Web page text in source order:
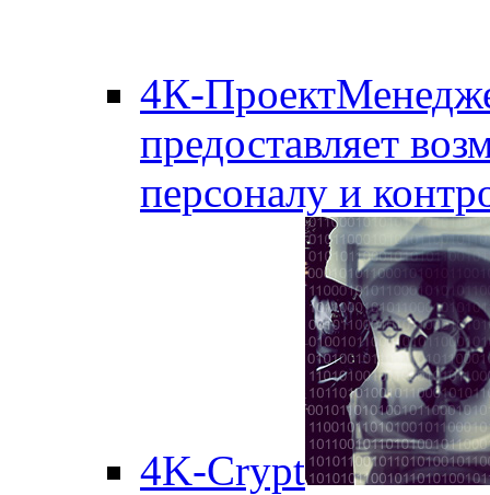
4К-
предоставляет
персоналу и
4K-Crypt